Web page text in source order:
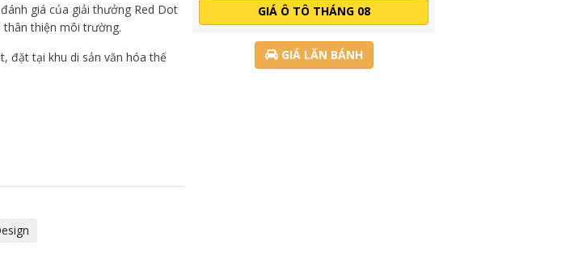
giá của giải thưởng Red Dot
thiện môi trường.
đặt tại khu di sản văn hóa thế
GIÁ Ô TÔ THÁNG 08
GIÁ LĂN BÁNH